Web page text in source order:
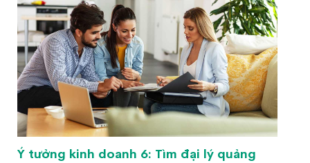
Ý tưởng kinh doanh 6: Tìm đại lý quảng